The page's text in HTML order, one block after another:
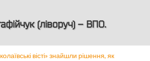
(ліворуч) – ВПО.
вісті» знайшли рішення, як